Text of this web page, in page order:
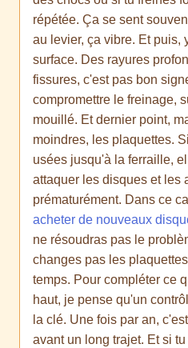
répétée. Ça se sent
au levier, ça vibre. Et puis,
surface. Des rayures
fissures, c'est pas bon
compromettre le freinage,
mouillé. Et dernier point,
moindres, les plaquettes.
usées jusqu'à la ferraille,
attaquer les disques et les
prématurément. Dans ce
acheter de nouveaux
ne résoudras pas le
changes pas les
temps. Pour compléter ce
haut, je pense qu'un
la clé. Une fois par an,
avant un long trajet. Et si